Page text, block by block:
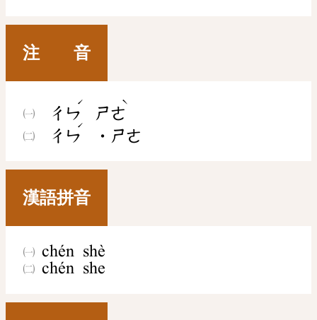
注 音
ㄔㄣ
ˊ
ㄕㄜ
ˋ
ㄔㄣ
ˊ
˙ㄕㄜ
漢語拼音
chén shè
chén she